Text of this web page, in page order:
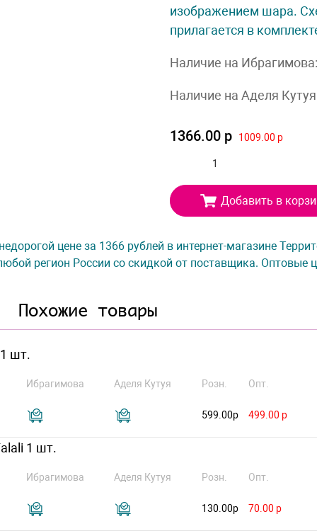
изображением шара.
прилагается в
Наличие на
Наличие на Аделя
1366.00 р 1009.00 р
Добавить в
цене за 1366 рублей в интернет-магазине
регион России со скидкой от поставщика. Оптовые
Похожие товары
шт.
Ибрагимова Аделя Кутуя Розн. Опт.
599.00р 499.00 р
1 шт.
Ибрагимова Аделя Кутуя Розн. Опт.
130.00р 70.00 р